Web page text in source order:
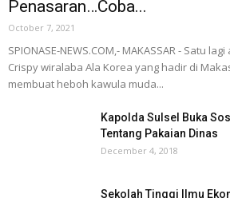
Penasaran…Coba...
October 7, 2021
SPIONASE-NEWS.COM,- MAKASSAR - Satu
Crispy wiralaba Ala Korea yang hadir di
membuat heboh kawula muda...
Kapolda Sulsel Buka
Tentang Pakaian Dinas
December 4, 2018
Sekolah Tinggi Ilmu